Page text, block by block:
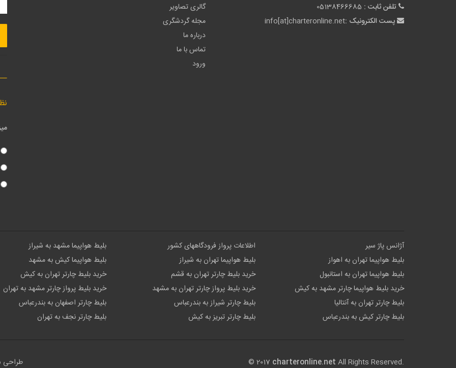
تلفن ثابت : 05138466685
پست الکترونیک :info[at]charteronline.net
گالری تصاویر
مجله گردشگری
درباره ما
تماس با ما
ورود
آژانس پاژ سیر اطلاعات پرواز فرودگاههای کشور
بلیط هواپیما مشهد به شیراز
بلیط هواپیما تهران به اهواز
بلیط هواپیما تهران به شیراز
بلیط هواپیما کیش به مشهد
بلیط هواپیما تهران به استانبول
خرید بلیط چارتر تهران به قشم
خرید بلیط چارتر تهران به کیش
خرید بلیط هواپیما چارتر مشهد به کیش
خرید بلیط پرواز چارتر تهران به مشهد
خرید بلیط پرواز چارتر مشهد به تهران
بلیط چارتر تهران به آنتالیا
بلیط چارتر شیراز به بندرعباس
بلیط چارتر اصفهان به بندرعباس
بلیط چارتر کیش به بندرعباس
بلیط چارتر تبریز به کیش بلیط چارتر نجف به تهران
© 2017 charteronline.net All Rights Reserved. طراحی